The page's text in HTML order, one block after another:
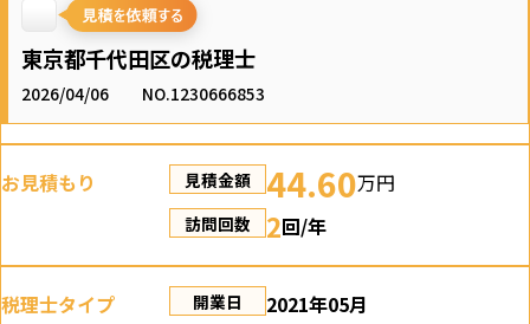
東京都千代田区の税理士
2026/04/06 NO.1230666853
お見積もり 見積金額 44.60万円
訪問回数 2回/年
税理士タイプ 開業日 2021年05月